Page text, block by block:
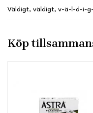
Väldigt, väldigt, v-ä-l-d-i-
Köp